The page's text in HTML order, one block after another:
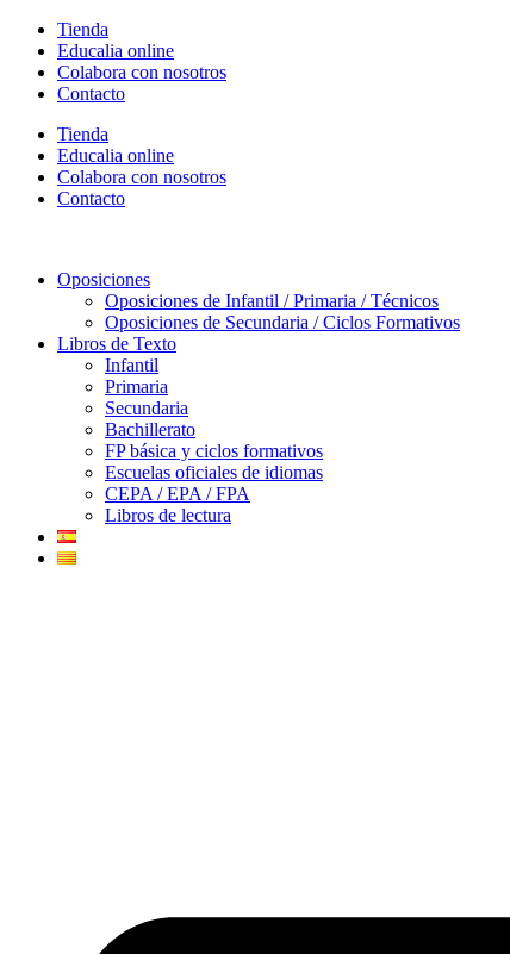
contenido
Tienda
Educalia online
Colabora con nosotros
Contacto
Tienda
Educalia online
Colabora con nosotros
Contacto
Oposiciones
Oposiciones de Infantil / Primaria / Técnicos
Oposiciones de Secundaria / Ciclos Formativos
Libros de Texto
Infantil
Primaria
Secundaria
Bachillerato
FP básica y ciclos formativos
Escuelas oficiales de idiomas
CEPA / EPA / FPA
Libros de lectura